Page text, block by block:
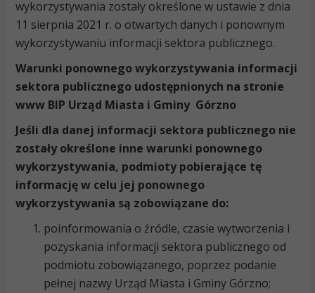
wykorzystywania zostały określone w ustawie z dnia
11 sierpnia 2021 r. o otwartych danych i ponownym
wykorzystywaniu informacji sektora publicznego.
Warunki ponownego wykorzystywania informacji
sektora publicznego udostępnionych na stronie
www BIP Urząd Miasta i Gminy Górzno
Jeśli dla danej informacji sektora publicznego nie
zostały określone inne warunki ponownego
wykorzystywania, podmioty pobierające tę
informację w celu jej ponownego
wykorzystywania są zobowiązane do:
poinformowania o źródle, czasie wytworzenia i
pozyskania informacji sektora publicznego od
podmiotu zobowiązanego, poprzez podanie
pełnej nazwy Urząd Miasta i Gminy Górzno;